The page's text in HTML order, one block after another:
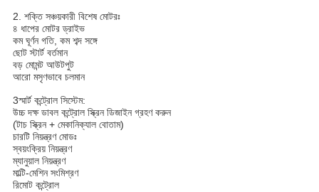
2. শক্তি সঞ্চয়কারী বিশেষ মোটরঃ
৪ ধাপের মোটর ড্রাইভ
কম ঘূর্ণন গতি, কম শব্দ সঙ্গে
ছোট স্টার্ট বর্তমান
বড় মোমন্ট আউটপুট
আরো মসৃণভাবে চলমান
3স্মার্ট কন্ট্রোল সিস্টেম:
উচ্চ দক্ষ ডাবল কন্ট্রোল স্ক্রিন ডিজাইন গ্রহণ করুন
(টাচ স্ক্রিন + মেকানিক্যাল বোতাম)
চারটি নিয়ন্ত্রণ মোডঃ
স্বয়ংক্রিয় নিয়ন্ত্রণ
ম্যানুয়াল নিয়ন্ত্রণ
মাল্টি-মেশিন সংমিশ্রণ
রিমোট কন্ট্রোল